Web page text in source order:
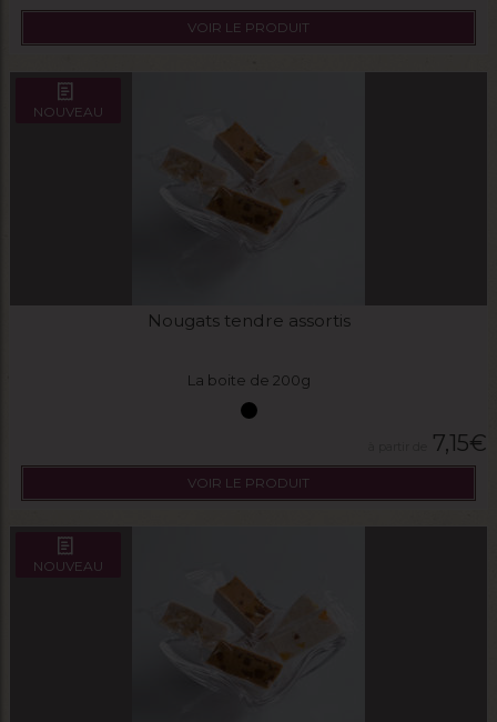
VOIR LE PRODUIT
NOUVEAU
Nougats tendre assortis
La boite de 200g
7,15€
VOIR LE PRODUIT
NOUVEAU